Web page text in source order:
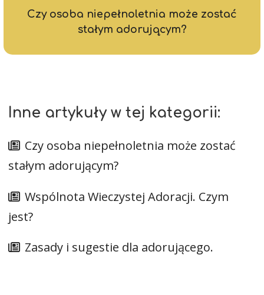
Czy osoba niepełnoletnia może zostać
stałym adorującym?
Inne artykuły w tej kategorii:
Czy osoba niepełnoletnia może zostać
stałym adorującym?
Wspólnota Wieczystej Adoracji. Czym
jest?
Zasady i sugestie dla adorującego.